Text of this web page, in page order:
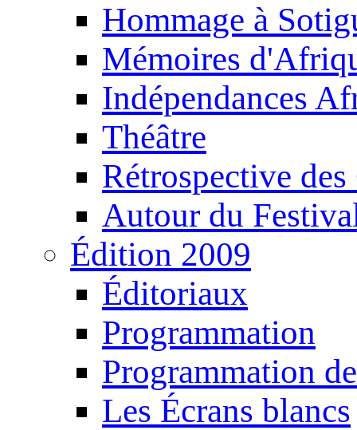
Hommage à
Mémoires
Indépendances
Théâtre
Rétrospective
Autour du
Édition 2009
Éditoriaux
Programmation
Programmation
Les Écrans blancs